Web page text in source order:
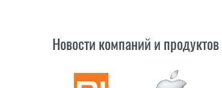
Новости компаний и продуктов